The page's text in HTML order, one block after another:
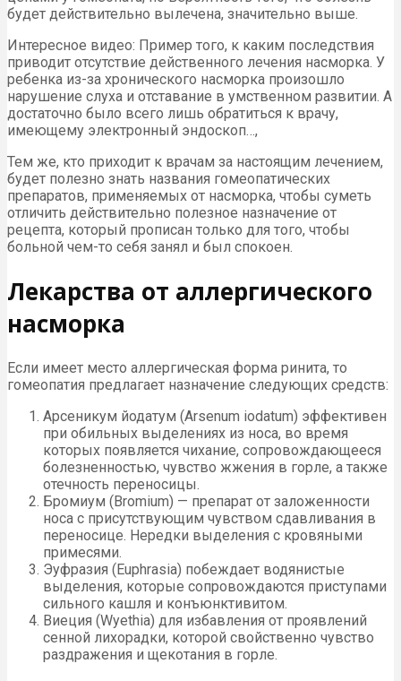
будет действительно вылечена, значительно выше.
Интересное видео: Пример того, к каким последствия
приводит отсутствие действенного лечения насморка. У
ребенка из-за хронического насморка произошло
нарушение слуха и отставание в умственном развитии. А
достаточно было всего лишь обратиться к врачу,
имеющему электронный эндоскоп…,
Тем же, кто приходит к врачам за настоящим лечением,
будет полезно знать названия гомеопатических
препаратов, применяемых от насморка, чтобы суметь
отличить действительно полезное назначение от
рецепта, который прописан только для того, чтобы
больной чем-то себя занял и был спокоен.
Лекарства от аллергического
насморка
Если имеет место аллергическая форма ринита, то
гомеопатия предлагает назначение следующих средств:
Арсеникум йодатум (Arsenum iodatum) эффективен
при обильных выделениях из носа, во время
которых появляется чихание, сопровождающееся
болезненностью, чувство жжения в горле, а также
отечность переносицы.
Бромиум (Bromium) — препарат от заложенности
носа с присутствующим чувством сдавливания в
переносице. Нередки выделения с кровяными
примесями.
Эуфразия (Euphrasia) побеждает водянистые
выделения, которые сопровождаются приступами
сильного кашля и конъюнктивитом.
Виеция (Wyethia) для избавления от проявлений
сенной лихорадки, которой свойственно чувство
раздражения и щекотания в горле.